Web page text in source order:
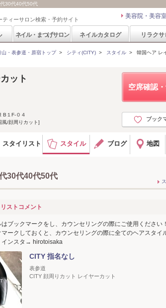
30代40代50代
ィーサロン検索・予約サイト 美容院・美容
ネイル・まつげサロン ネイルカタログ リラクサ
山・表参道・原宿トップ> シティ(CITY) > スタイル > 韓国ヘア レ
空席確認
ブック
ット
B１F-０４
/顔周りカット]
スタイリスト スタイル ブログ 地図
30代40代50代
ストコメント
はブックマークをし、カウンセリングの際にご使用ください
マークしておくと、カウンセリングの際に全てのヘアスタイ
インスタ→ hirotoisaka
CITY 指名なし
表参道
CITY 顔周りカット レイヤーカット